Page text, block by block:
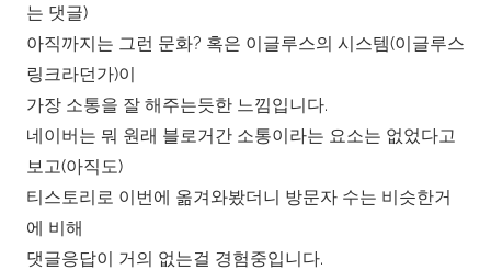
는 댓글)
아직까지는 그런 문화? 혹은 이글루스의 시스템(이글루스
링크라던가)이
가장 소통을 잘 해주는듯한 느낌입니다.
네이버는 뭐 원래 블로거간 소통이라는 요소는 없었다고
보고(아직도)
티스토리로 이번에 옮겨와봤더니 방문자 수는 비슷한거
에 비해
댓글응답이 거의 없는걸 경험중입니다.